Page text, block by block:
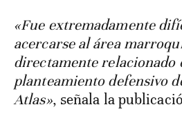
«Fue extremadamente
acercarse al área
directamente relacionado
planteamiento defensivo
Atlas», señala la